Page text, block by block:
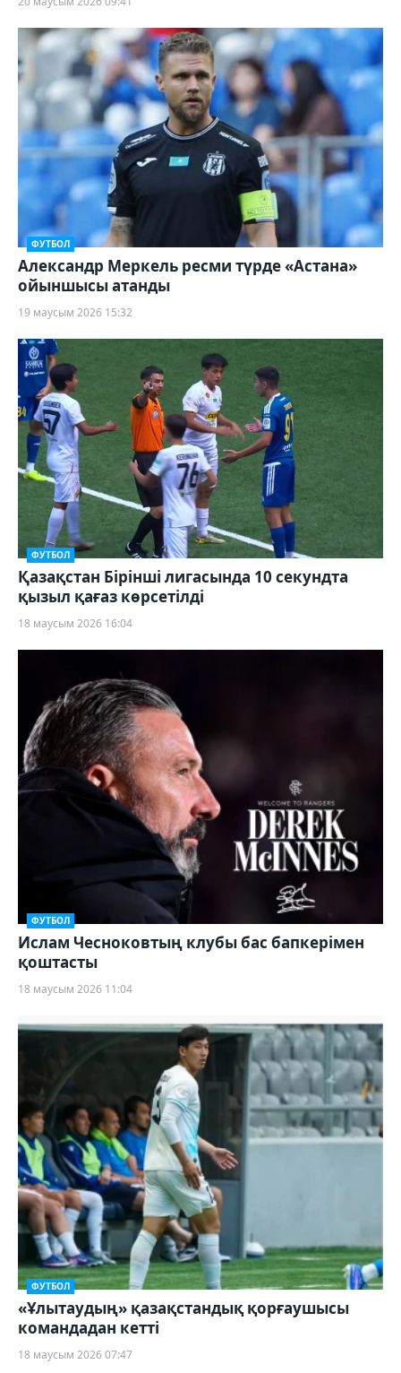
ФУТБОЛ
Александр Меркель ресми түрде «Астана»
ойыншысы атанды
19 маусым 2026 15:32
ФУТБОЛ
Қазақстан Бірінші лигасында 10 секундта
қызыл қағаз көрсетілді
18 маусым 2026 16:04
ФУТБОЛ
Ислам Чесноковтың клубы бас бапкерімен
қоштасты
18 маусым 2026 11:04
ФУТБОЛ
«Ұлытаудың» қазақстандық қорғаушысы
командадан кетті
18 маусым 2026 07:47